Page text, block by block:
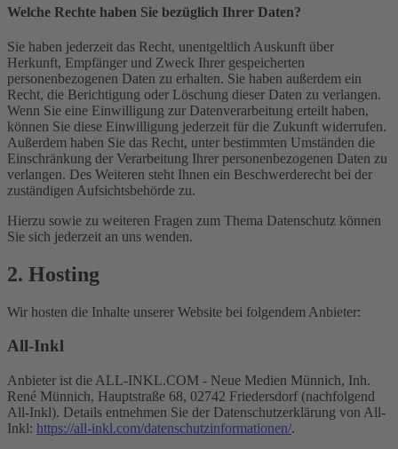
Welche Rechte haben Sie bezüglich Ihrer Daten?
Sie haben jederzeit das Recht, unentgeltlich Auskunft über
Herkunft, Empfänger und Zweck Ihrer gespeicherten
personenbezogenen Daten zu erhalten. Sie haben außerdem ein
Recht, die Berichtigung oder Löschung dieser Daten zu verlangen.
Wenn Sie eine Einwilligung zur Datenverarbeitung erteilt haben,
können Sie diese Einwilligung jederzeit für die Zukunft widerrufen.
Außerdem haben Sie das Recht, unter bestimmten Umständen die
Einschränkung der Verarbeitung Ihrer personenbezogenen Daten zu
verlangen. Des Weiteren steht Ihnen ein Beschwerderecht bei der
zuständigen Aufsichtsbehörde zu.
Hierzu sowie zu weiteren Fragen zum Thema Datenschutz können
Sie sich jederzeit an uns wenden.
2. Hosting
Wir hosten die Inhalte unserer Website bei folgendem Anbieter:
All-Inkl
Anbieter ist die ALL-INKL.COM - Neue Medien Münnich, Inh.
René Münnich, Hauptstraße 68, 02742 Friedersdorf (nachfolgend
All-Inkl). Details entnehmen Sie der Datenschutzerklärung von All-
Inkl: https://all-inkl.com/datenschutzinformationen/.